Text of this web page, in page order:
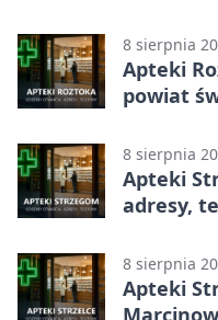
8 sierpnia
Apteki
powiat
8 sierpnia
Apteki
adresy,
8 sierpnia
Apteki